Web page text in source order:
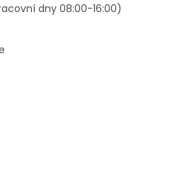
dny 08:00-16:00)